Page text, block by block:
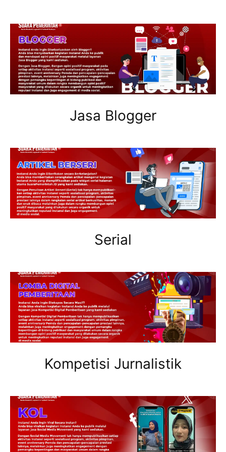
Jasa Blogger
Serial
Kompetisi Jurnalistik